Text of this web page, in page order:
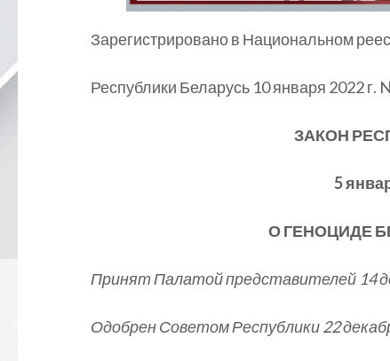
Зарегистрировано в Национальном
Республики Беларусь 10 января 2022 г.
ЗАКОН
5
О ГЕНОЦИДЕ
Принят Палатой представителей 14
Одобрен Советом Республики 22